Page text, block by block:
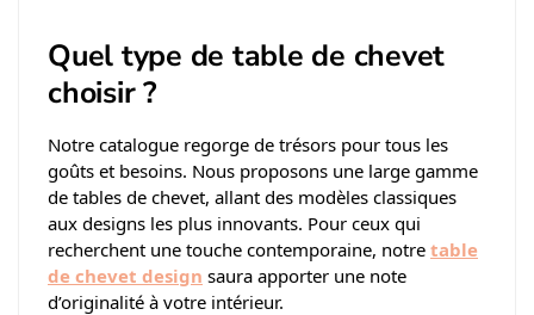
Quel type de table de chevet
choisir ?
Notre catalogue regorge de trésors pour tous les
goûts et besoins. Nous proposons une large gamme
de tables de chevet, allant des modèles classiques
aux designs les plus innovants. Pour ceux qui
recherchent une touche contemporaine, notre table
de chevet design saura apporter une note
d’originalité à votre intérieur.